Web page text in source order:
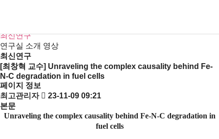
최신연구
연구실 소개 영상
최신연구
[최창혁 교수] Unraveling the complex causality behind Fe-
N-C degradation in fuel cells
페이지 정보
최고관리자
23-11-09 09:21
본문
Unraveling the complex causality behind Fe-N-C degradation in
fuel cells